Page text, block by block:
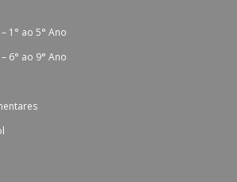
1° ao 5° Ano
6° ao 9° Ano